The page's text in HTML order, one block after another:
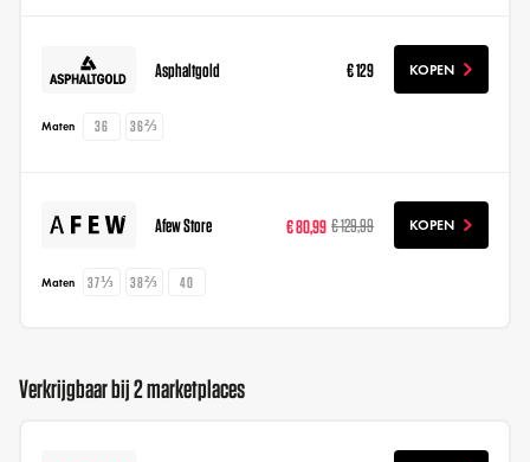
Asphaltgold € 129 KOPEN
Maten 36 36⅔
Afew Store € 80,99 € 129,99 KOPEN
Maten 37⅓ 38⅔ 40
Verkrijgbaar bij 2 marketplaces